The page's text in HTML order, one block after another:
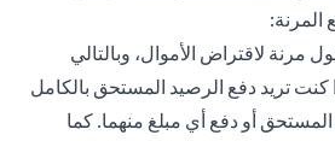
المرنة:
مرنة لاقتراض الأموال، وبالتالي
كنت تريد دفع الرصيد المستحق بالكامل
المستحق أو دفع أي مبلغ منهما. كما